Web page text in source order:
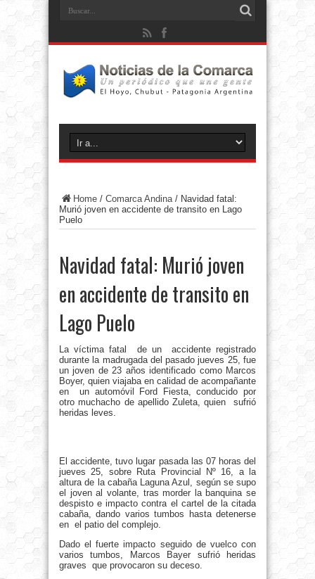
Home / Comarca Andina/ Navidad fatal:
Murió joven en accidente de transito en Lago
Puelo
Navidad fatal: Murió joven
en accidente de transito en
Lago Puelo
La víctima fatal de un accidente registrado
durante la madrugada del pasado jueves 25, fue
un joven de 23 años identificado como Marcos
Boyer, quien viajaba en calidad de acompañante
en un automóvil Ford Fiesta, conducido por
otro muchacho de apellido Zuleta, quien sufrió
heridas leves.
El accidente, tuvo lugar pasada las 07 horas del
jueves 25, sobre Ruta Provincial Nº 16, a la
altura de la cabaña Laguna Azul, según se supo
el joven al volante, tras morder la banquina se
despisto e impacto contra el cartel de la citada
cabaña, dando varios tumbos hasta detenerse
en el patio del complejo.
Dado el fuerte impacto seguido de vuelco con
varios tumbos, Marcos Bayer sufrió heridas
graves que provocaron su deceso.